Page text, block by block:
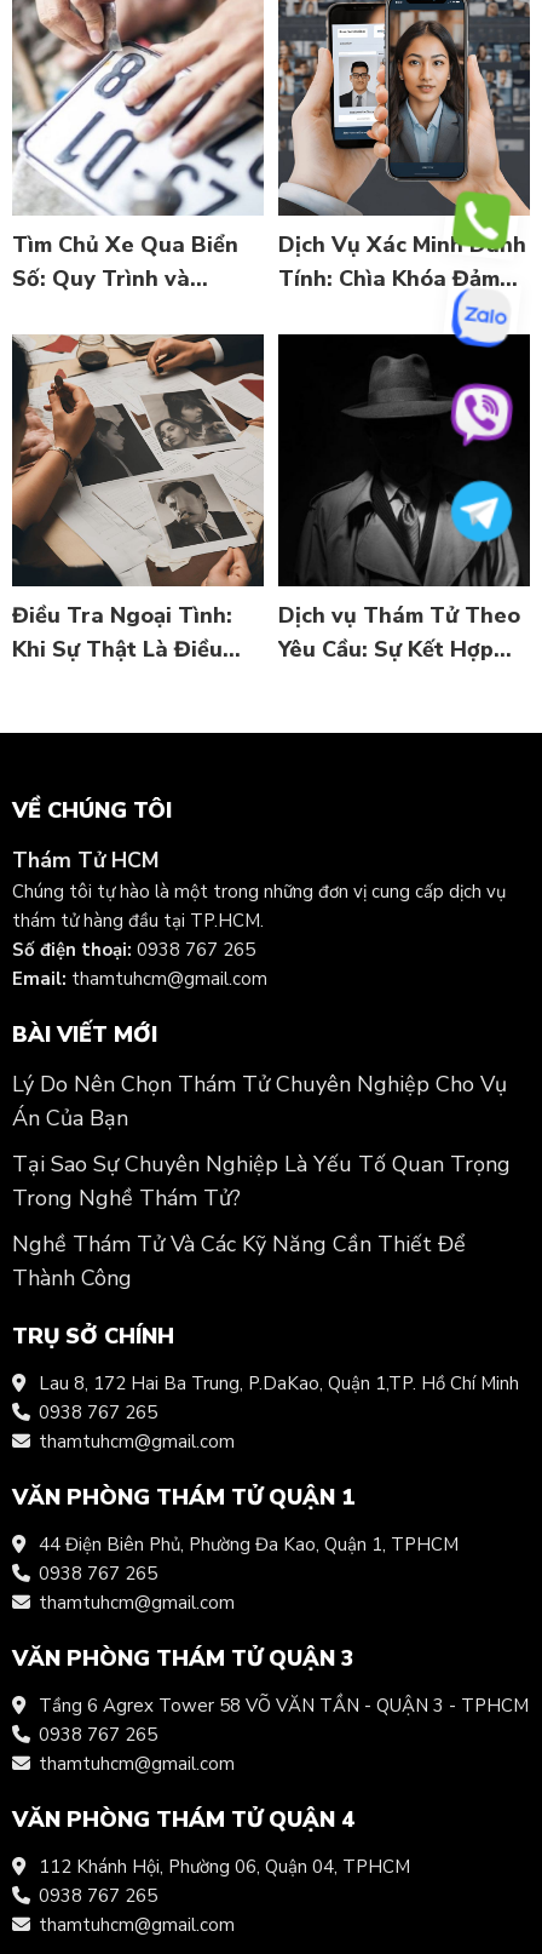
Tìm Chủ Xe Qua Biển
Số: Quy Trình và
Trọng
Dịch Vụ Xác Minh Danh
Tính: Chìa Khóa Đảm
Bảo An Toàn và Tin
Điều Tra Ngoại Tình:
Khi Sự Thật Là Điều
Dịch vụ Thám Tử Theo
Yêu Cầu: Sự Kết Hợp
VỀ CHÚNG TÔI
Thám Tử HCM
Chúng tôi tự hào là một trong những đơn vị cung cấp dịch vụ
thám tử hàng đầu tại TP.HCM.
Số điện thoại: 0938 767 265
Email: thamtuhcm@gmail.com
BÀI VIẾT MỚI
Lý Do Nên Chọn Thám Tử Chuyên Nghiệp Cho Vụ
Án Của Bạn
Tại Sao Sự Chuyên Nghiệp Là Yếu Tố Quan Trọng
Trong Nghề Thám Tử?
Nghề Thám Tử Và Các Kỹ Năng Cần Thiết Để
Thành Công
TRỤ SỞ CHÍNH
Lau 8, 172 Hai Ba Trung, P.DaKao, Quận 1,TP. Hồ Chí Minh
0938 767 265
thamtuhcm@gmail.com
VĂN PHÒNG THÁM TỬ QUẬN 1
44 Điện Biên Phủ, Phường Đa Kao, Quận 1, TPHCM
0938 767 265
thamtuhcm@gmail.com
VĂN PHÒNG THÁM TỬ QUẬN 3
Tầng 6 Agrex Tower 58 VÕ VĂN TẦN - QUẬN 3 - TPHCM
0938 767 265
thamtuhcm@gmail.com
VĂN PHÒNG THÁM TỬ QUẬN 4
112 Khánh Hội, Phường 06, Quận 04, TPHCM
0938 767 265
thamtuhcm@gmail.com